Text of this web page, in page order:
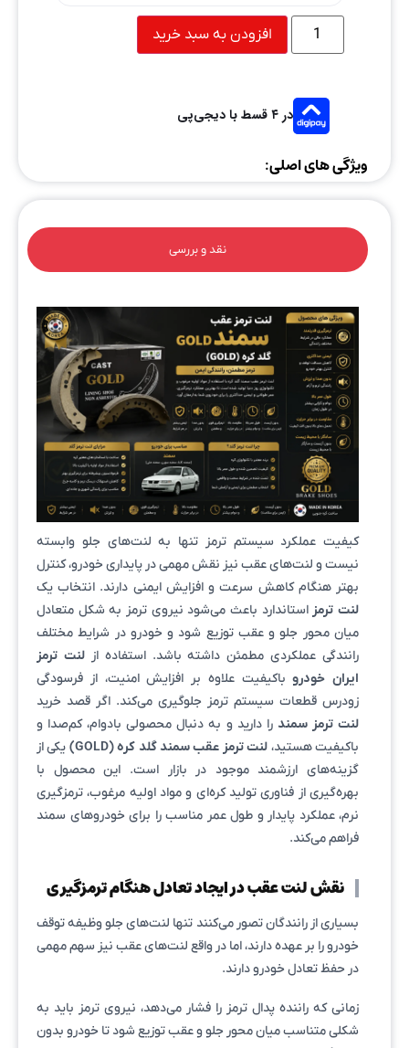
افزودن به سبد خرید
در ۴ قسط با دیجی‌پی
ویژگی های اصلی:
نقد و بررسی
کیفیت عملکرد سیستم ترمز تنها به لنت‌های جلو وابسته
نیست و لنت‌های عقب نیز نقش مهمی در پایداری خودرو، کنترل
بهتر هنگام کاهش سرعت و افزایش ایمنی دارند. انتخاب یک
لنت ترمز استاندارد باعث می‌شود نیروی ترمز به شکل متعادل
میان محور جلو و عقب توزیع شود و خودرو در شرایط مختلف
رانندگی عملکردی مطمئن داشته باشد. استفاده ازلنت ترمز
ایران خودروباکیفیت علاوه بر افزایش امنیت، از فرسودگی
زودرس قطعات سیستم ترمز جلوگیری می‌کند. اگر قصد خرید
لنت ترمز سمند را دارید و به دنبال محصولی بادوام، کم‌صدا و
باکیفیت هستید، لنت ترمز عقب سمند گلد کره (GOLD)
یکی از
گزینه‌های ارزشمند موجود در بازار است. این محصول با
بهره‌گیری از فناوری تولید کره‌ای و مواد اولیه مرغوب، ترمزگیری
نرم، عملکرد پایدار و طول عمر مناسب را برای خودروهای سمند
فراهم می‌کند.
نقش لنت عقب در ایجاد تعادل هنگام ترمزگیری
بسیاری از رانندگان تصور می‌کنند تنها لنت‌های جلو وظیفه توقف
خودرو را بر عهده دارند، اما در واقع لنت‌های عقب نیز سهم مهمی
در حفظ تعادل خودرو دارند.
زمانی که راننده پدال ترمز را فشار می‌دهد، نیروی ترمز باید به
شکلی متناسب میان محور جلو و عقب توزیع شود تا خودرو بدون